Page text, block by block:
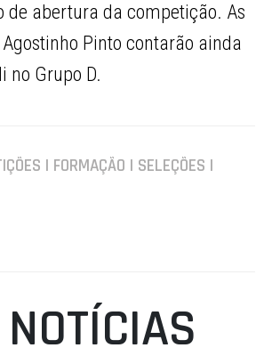
de abertura da competição. As
Pinto contarão ainda
no Grupo D.
| FORMAÇÃO | SELEÇÕES |